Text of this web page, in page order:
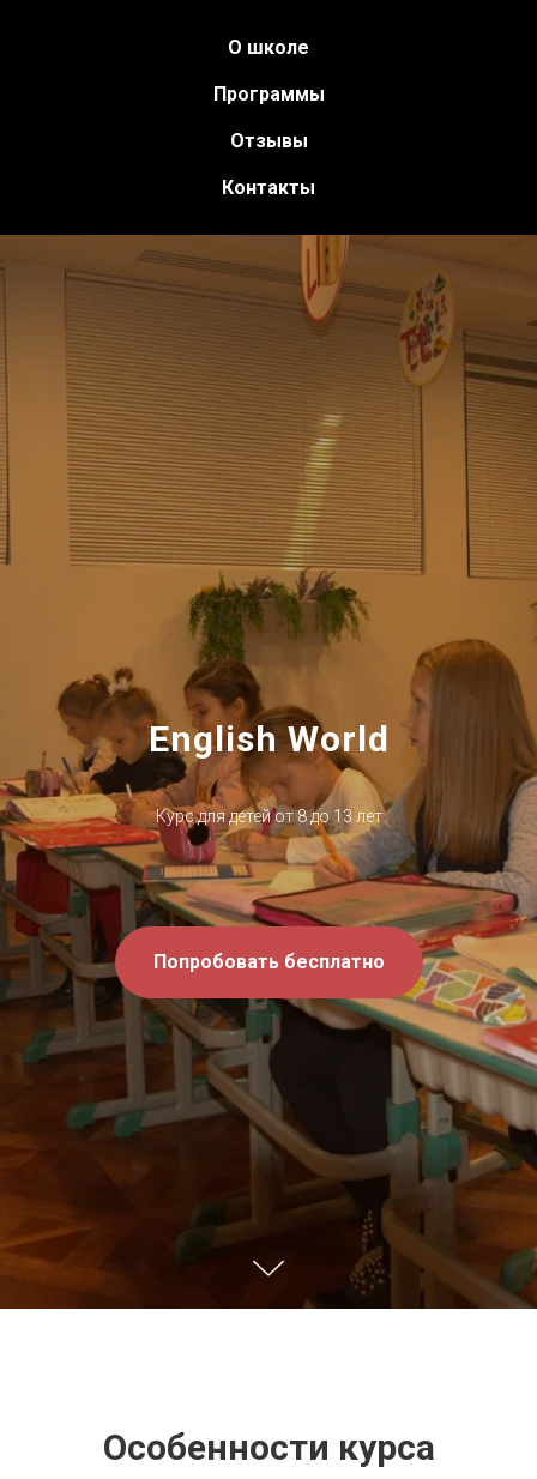
О школе
Программы
Отзывы
Контакты
English World
Курс для детей от 8 до 13 лет
Попробовать бесплатно
Особенности курса